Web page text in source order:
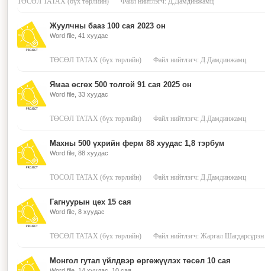
Жуулчны бааз 100 сая 2023 он
Word file, 41 хуудас
ТӨСӨЛ ТАТАХ (бүх төрлийн) Файл нийтлэгч: Д.Дамдинжамц
Ямаа өсгөх 500 толгой 91 сая 2025 он
Word file, 33 хуудас
ТӨСӨЛ ТАТАХ (бүх төрлийн) Файл нийтлэгч: Д.Дамдинжамц
Махны 500 үхрийн ферм 88 хуудас 1,8 тэрбум
Word file, 88 хуудас
ТӨСӨЛ ТАТАХ (бүх төрлийн) Файл нийтлэгч: Д.Дамдинжамц
Гагнуурын цех 15 сая
Word file, 8 хуудас
ТӨСӨЛ ТАТАХ (бүх төрлийн) Файл нийтлэгч: Жаргал Шагдарсүрэн
Монгол гутал үйлдвэр өргөжүүлэх төсөл 10 сая